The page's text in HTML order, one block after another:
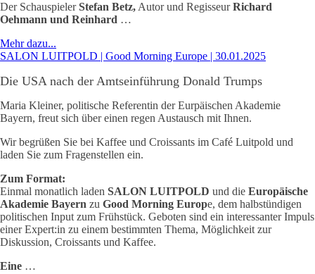
Der SchauspielerStefan Betz, Autor und RegisseurRichard
Oehmann und Reinhard …
Mehr dazu...
SALON LUITPOLD | Good Morning Europe | 30.01.2025
Die USA nach der Amtseinführung Donald Trumps
Maria Kleiner, politische Referentin der Eurpäischen Akademie
Bayern, freut sich über einen regen Austausch mit Ihnen.
Wir begrüßen Sie bei Kaffee und Croissants im Café Luitpold und
laden Sie zum Fragenstellen ein.
Zum Format:
Einmal monatlich laden SALON LUITPOLD und die Europäische
Akademie Bayern zu Good Morning Europe, dem halbstündigen
politischen Input zum Frühstück. Geboten sind ein interessanter Impuls
einer Expert:in zu einem bestimmten Thema, Möglichkeit zur
Diskussion, Croissants und Kaffee.
Eine …